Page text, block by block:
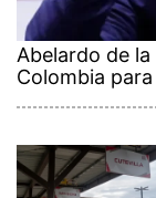
Abelardo de
Colombia